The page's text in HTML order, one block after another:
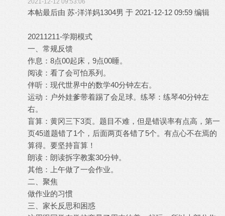
2021-12-12 09:53:06
本帖最后由 苏-洋洋妈1304男 于 2021-12-12 09:59 编辑
20211211-学期模式
一、常规反馈
作息：8点00起床，9点00睡。
阅读：看了会可怕系列。
伴听：现代世界中的数学40分钟左右。
运动：户外娃爹带着踢了会足球。练琴：练琴40分钟左
右。
盲算：黄冈三下3页。题目不难，但是错误率有点高，第一
页45道题错了1个，后面两页各错了5个。有点心不在焉的
算得。要坚持盲算！
朗读：朗读拆字教案30分钟。
其他：上午做了一会作业。
二、聚焦
做作业的习惯
三、家长反思和困惑